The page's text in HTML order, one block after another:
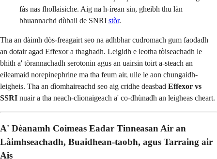
fàs nas fhollaisiche. Aig na h-ìrean sin, gheibh thu làn
bhuannachd dùbail de SNRI stòr.
Tha an dàimh dòs-freagairt seo na adhbhar cudromach gum faodadh
an dotair agad Effexor a thaghadh. Leigidh e leotha tòiseachadh le
bhith a' tòrannachadh serotonin agus an uairsin toirt a-steach an
eileamaid norepinephrine ma tha feum air, uile le aon chungaidh-
leigheis. Tha an dìomhaireachd seo aig cridhe deasbad Effexor vs
SSRI nuair a tha neach-clionaigeach a' co-dhùnadh an leigheas cheart.
A' Dèanamh Coimeas Eadar Tinneasan Air an
Làimhseachadh, Buaidhean-taobh, agus Tarraing air
Ais